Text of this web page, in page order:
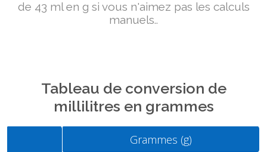
de 43 ml en g si vous n'aimez pas les calculs
manuels..
Tableau de conversion de
millilitres en grammes
Grammes (g)